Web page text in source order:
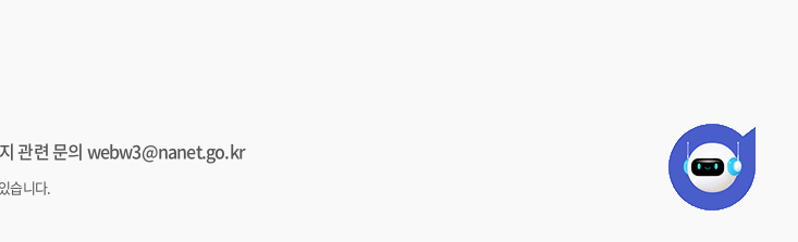
계 법령 및 정보시스템 안내에서 정하는 바에 따르며, 그 외에는 일반 관례에
관련 문의 webw3@nanet.go.kr
습니다.